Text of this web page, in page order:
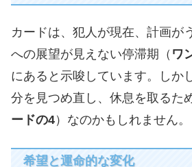
カードは、犯人が現在、計画が
への展望が見えない停滞期（ ワ
にあると示唆しています。しか
分を見つめ直し、休息を取るた
ードの4）なのかもしれません。
希望と運命的な変化